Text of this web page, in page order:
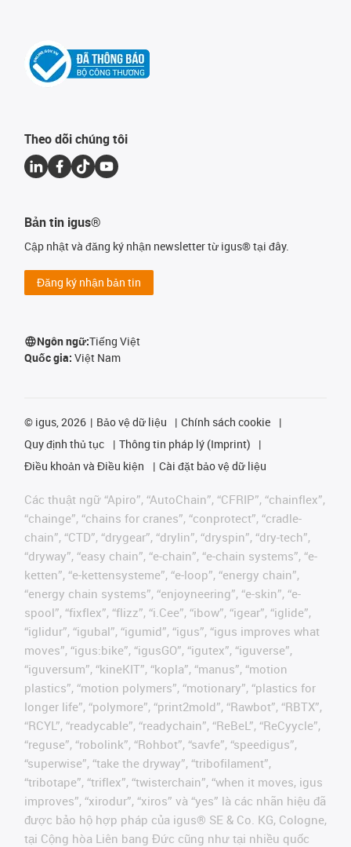
Theo dõi chúng tôi
Bản tin igus®
Cập nhật và đăng ký nhận newsletter từ igus® tại đây.
Đăng ký nhận bản tin
Ngôn ngữ:Tiếng Việt
Quốc gia: Việt Nam
© igus, 2026 Bảo vệ dữ liệu
Chính sách cookie
Quy định thủ tục
Thông tin pháp lý (Imprint)
Điều khoản và Điều kiện
Cài đặt bảo vệ dữ liệu
Các thuật ngữ “Apiro”, “AutoChain”, “CFRIP”, “chainflex”,
“chainge”, “chains for cranes”, “conprotect”, “cradle-
chain”, “CTD”, “drygear”, “drylin”, “dryspin”, “dry-tech”,
“dryway”, “easy chain”, “e-chain”, “e-chain systems”, “e-
ketten”, “e-kettensysteme”, “e-loop”, “energy chain”,
“energy chain systems”, “enjoyneering”, “e-skin”, “e-
spool”, “fixflex”, “flizz”, “i.Cee”, “ibow”, “igear”, “iglide”,
“iglidur”, “igubal”, “igumid”, “igus”, “igus improves what
moves”, “igus:bike”, “igusGO”, “igutex”, “iguverse”,
“iguversum”, “kineKIT”, “kopla”, “manus”, “motion
plastics”, “motion polymers”, “motionary”, “plastics for
longer life”, “polymore”, “print2mold”, “Rawbot”, “RBTX”,
“RCYL”, “readycable”, “readychain”, “ReBeL”, “ReCyycle”,
“reguse”, “robolink”, “Rohbot”, “savfe”, “speedigus”,
“superwise”, “take the dryway”, “tribofilament”,
“tribotape”, “triflex”, “twisterchain”, “when it moves, igus
improves”, “xirodur”, “xiros” và “yes” là các nhãn hiệu đã
được bảo hộ hợp pháp của igus® SE & Co. KG, Cologne,
tại Cộng hòa Liên bang Đức cũng như tại nhiều quốc